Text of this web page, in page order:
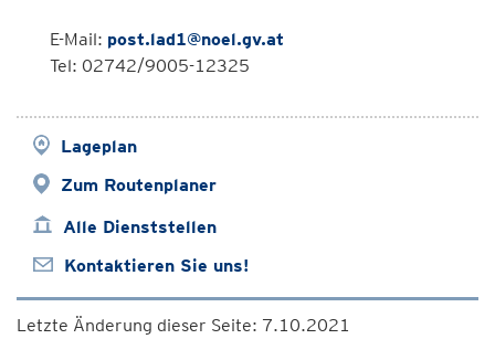
E-Mail: post.lad1@noel.gv.at
Tel: 02742/9005-12325
Lageplan
Zum Routenplaner
Alle Dienststellen
Kontaktieren Sie uns!
Letzte Änderung dieser Seite: 7.10.2021